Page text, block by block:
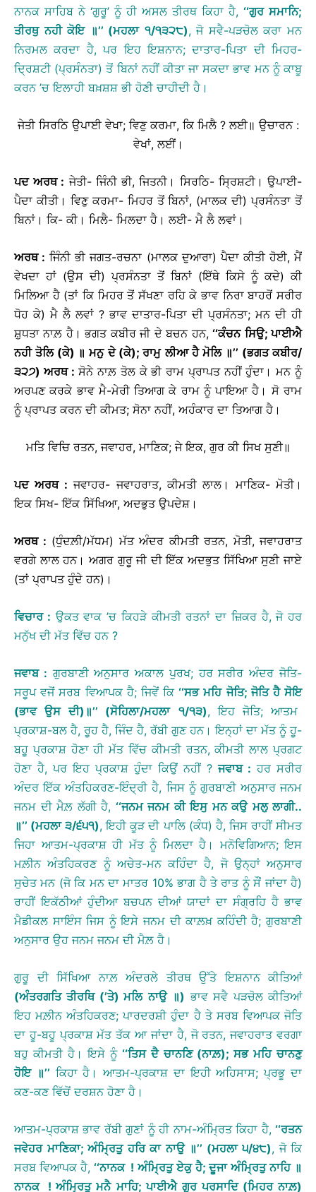
ਨਾਨਕ ਸਾਹਿਬ ਨੇ ‘ਗੁਰੂ’ ਨੂੰ ਹੀ ਅਸਲ ਤੀਰਥ ਕਿਹਾ ਹੈ, ‘‘ਗੁਰ ਸਮਾਨਿ;
ਤੀਰਥੁ ਨਹੀ ਕੋਇ ॥’’ (ਮਹਲਾ ੧/੧੩੨੮), ਜੋ ਸਵੈ-ਪੜਚੋਲ ਕਰਾ ਮਨ
ਨਿਰਮਲ ਕਰਦਾ ਹੈ, ਪਰ ਇਹ ਇਸ਼ਨਾਨ; ਦਾਤਾਰ-ਪਿਤਾ ਦੀ ਮਿਹਰ-
ਦ੍ਰਿਸ਼ਟੀ (ਪ੍ਰਸੰਨਤਾ) ਤੋਂ ਬਿਨਾਂ ਨਹੀਂ ਕੀਤਾ ਜਾ ਸਕਦਾ ਭਾਵ ਮਨ ਨੂੰ ਕਾਬੂ
ਕਰਨ ’ਚ ਇਲਾਹੀ ਬਖ਼ਸ਼ਸ਼ ਭੀ ਹੋਣੀ ਚਾਹੀਦੀ ਹੈ।
ਜੇਤੀ ਸਿਰਠਿ ਉਪਾਈ ਵੇਖਾ; ਵਿਣੁ ਕਰਮਾ, ਕਿ ਮਿਲੈ ? ਲਈ॥ ਉਚਾਰਨ :
ਵੇਖਾਂ, ਲਈਂ।
ਪਦ ਅਰਥ: ਜੇਤੀ- ਜਿੰਨੀ ਭੀ, ਜਿਤਨੀ। ਸਿਰਠਿ- ਸ੍ਰਿਸ਼ਟੀ। ਉਪਾਈ-
ਪੈਦਾ ਕੀਤੀ। ਵਿਣੁ ਕਰਮਾ- ਮਿਹਰ ਤੋਂ ਬਿਨਾਂ, (ਮਾਲਕ ਦੀ) ਪ੍ਰਸੰਨਤਾ ਤੋਂ
ਬਿਨਾਂ। ਕਿ- ਕੀ। ਮਿਲੈ- ਮਿਲਦਾ ਹੈ। ਲਈ- ਮੈ ਲੈ ਲਵਾਂ।
ਅਰਥ: ਜਿੰਨੀ ਭੀ ਜਗਤ-ਰਚਨਾ (ਮਾਲਕ ਦੁਆਰਾ) ਪੈਦਾ ਕੀਤੀ ਹੋਈ, ਮੈਂ
ਵੇਖਦਾ ਹਾਂ (ਉਸ ਦੀ) ਪ੍ਰਸੰਨਤਾ ਤੋਂ ਬਿਨਾਂ (ਇੱਥੇ ਕਿਸੇ ਨੂੰ ਕਦੇ) ਕੀ
ਮਿਲਿਆ ਹੈ (ਤਾਂ ਕਿ ਮਿਹਰ ਤੋਂ ਸੱਖਣਾ ਰਹਿ ਕੇ ਭਾਵ ਨਿਰਾ ਬਾਹਰੋਂ ਸਰੀਰ
ਧੋਹ ਕੇ) ਮੈ ਲੈ ਲਵਾਂ ? ਭਾਵ ਦਾਤਾਰ-ਪਿਤਾ ਦੀ ਪ੍ਰਸੰਨਤਾ; ਮਨ ਦੀ ਹੀ
ਸ਼ੁਧਤਾ ਨਾਲ਼ ਹੈ। ਭਗਤ ਕਬੀਰ ਜੀ ਦੇ ਬਚਨ ਹਨ,‘‘ਕੰਚਨ ਸਿਉ;ਪਾਈਐ
ਨਹੀ ਤੋਲਿ(ਕੇ) ॥ ਮਨੁ ਦੇ(ਕੇ);ਰਾਮੁ ਲੀਆ ਹੈ ਮੋਲਿ ॥’’ (ਭਗਤ ਕਬੀਰ/
੩੨੭)ਅਰਥ: ਸੋਨੇ ਨਾਲ਼ ਤੋਲ ਕੇ ਭੀ ਰਾਮ ਪ੍ਰਾਪਤ ਨਹੀਂ ਹੁੰਦਾ। ਮਨ ਨੂੰ
ਅਰਪਣ ਕਰਕੇ ਭਾਵ ਮੈ-ਮੇਰੀ ਤਿਆਗ ਕੇ ਰਾਮ ਨੂੰ ਪਾਇਆ ਹੈ। ਸੋ ਰਾਮ
ਨੂੰ ਪ੍ਰਾਪਤ ਕਰਨ ਦੀ ਕੀਮਤ; ਸੋਨਾ ਨਹੀਂ, ਅਹੰਕਾਰ ਦਾ ਤਿਆਗ ਹੈ।
ਮਤਿ ਵਿਚਿ ਰਤਨ, ਜਵਾਹਰ, ਮਾਣਿਕ; ਜੇ ਇਕ, ਗੁਰ ਕੀ ਸਿਖ ਸੁਣੀ॥
ਪਦ ਅਰਥ: ਜਵਾਹਰ- ਜਵਾਹਰਾਤ, ਕੀਮਤੀ ਲਾਲ। ਮਾਣਿਕ- ਮੋਤੀ।
ਇਕ ਸਿਖ- ਇੱਕ ਸਿੱਖਿਆ, ਅਦਭੁਤ ਉਪਦੇਸ਼।
ਅਰਥ: (ਧੁੰਦਲ਼ੀ/ਮੱਧਮ) ਮੱਤ ਅੰਦਰ ਕੀਮਤੀ ਰਤਨ, ਮੋਤੀ, ਜਵਾਹਰਾਤ
ਵਰਗੇ ਲਾਲ ਹਨ। ਅਗਰ ਗੁਰੂ ਜੀ ਦੀ ਇੱਕ ਅਦਭੁਤ ਸਿੱਖਿਆ ਸੁਣੀ ਜਾਏ
(ਤਾਂ ਪ੍ਰਾਪਤ ਹੁੰਦੇ ਹਨ)।
ਵਿਚਾਰ: ਉਕਤ ਵਾਕ ’ਚ ਕਿਹੜੇ ਕੀਮਤੀ ਰਤਨਾਂ ਦਾ ਜ਼ਿਕਰ ਹੈ, ਜੋ ਹਰ
ਮਨੁੱਖ ਦੀ ਮੱਤ ਵਿੱਚ ਹਨ ?
ਜਵਾਬ: ਗੁਰਬਾਣੀ ਅਨੁਸਾਰ ਅਕਾਲ ਪੁਰਖ; ਹਰ ਸਰੀਰ ਅੰਦਰ ਜੋਤਿ-
ਸਰੂਪ ਵਜੋਂ ਸਰਬ ਵਿਆਪਕ ਹੈ; ਜਿਵੇਂ ਕਿ‘‘ਸਭ ਮਹਿ ਜੋਤਿ;ਜੋਤਿ ਹੈ ਸੋਇ
(ਭਾਵ ਉਸ ਦੀ) ॥’’ (ਸੋਹਿਲਾ/ਮਹਲਾ ੧/੧੩), ਇਹ ਜੋਤਿ; ਆਤਮ
ਪ੍ਰਕਾਸ਼-ਬਲ ਹੈ, ਰੂਹ ਹੈ, ਜਿੰਦ ਹੈ, ਰੱਬੀ ਗੁਣ ਹਨ। ਇਨ੍ਹਾਂ ਦਾ ਮੱਤ ਨੂੰ ਹੂ-
ਬਹੂ ਪ੍ਰਕਾਸ਼ ਹੋਣਾ ਹੀ ਮੱਤ ਵਿੱਚ ਕੀਮਤੀ ਰਤਨ, ਕੀਮਤੀ ਲਾਲ ਪ੍ਰਗਟ
ਹੋਣਾ ਹੈ, ਪਰ ਇਹ ਪ੍ਰਕਾਸ਼ ਹੁੰਦਾ ਕਿਉਂ ਨਹੀਂ ?ਜਵਾਬ: ਹਰ ਸਰੀਰ
ਅੰਦਰ ਇੱਕ ਅੰਤਹਿਕਰਣ-ਇੰਦ੍ਰੀ ਹੈ, ਜਿਸ ਨੂੰ ਗੁਰਬਾਣੀ ਅਨੁਸਾਰ ਜਨਮ
ਜਨਮ ਦੀ ਮੈਲ਼ ਲੱਗੀ ਹੈ, ‘‘ਜਨਮ ਜਨਮ ਕੀ ਇਸੁ ਮਨ ਕਉ ਮਲੁ ਲਾਗੀ..
॥’’ (ਮਹਲਾ ੩/੬੫੧), ਇਹੀ ਕੂੜ ਦੀ ਪਾਲਿ (ਕੰਧ) ਹੈ, ਜਿਸ ਰਾਹੀਂ ਸੀਮਤ
ਜਿਹਾ ਆਤਮ-ਪ੍ਰਕਾਸ਼ ਹੀ ਮੱਤ ਨੂੰ ਮਿਲਦਾ ਹੈ। ਮਨੋਵਿਗਿਆਨ; ਇਸ
ਮਲ਼ੀਨ ਅੰਤਹਿਕਰਣ ਨੂੰ ਅਚੇਤ-ਮਨ ਕਹਿੰਦਾ ਹੈ, ਜੋ ਉਨ੍ਹਾਂ ਅਨੁਸਾਰ
ਸੁਚੇਤ ਮਨ (ਜੋ ਕਿ ਮਨ ਦਾ ਮਾਤਰ 10% ਭਾਗ ਹੈ ਤੇ ਰਾਤ ਨੂੰ ਸੌਂ ਜਾਂਦਾ ਹੈ)
ਰਾਹੀਂ ਇਕੱਠੀਆਂ ਹੁੰਦੀਆ ਬਚਪਨ ਦੀਆਂ ਯਾਦਾਂ ਦਾ ਸੰਗ੍ਰਹਿ ਹੈ ਭਾਵ
ਮੈਡੀਕਲ ਸਾਇੰਸ ਜਿਸ ਨੂੰ ਇਸੇ ਜਨਮ ਦੀ ਕਾਲ਼ਖ਼ ਕਹਿੰਦੀ ਹੈ; ਗੁਰਬਾਣੀ
ਅਨੁਸਾਰ ਉਹ ਜਨਮ ਜਨਮ ਦੀ ਮੈਲ਼ ਹੈ।
ਗੁਰੂ ਦੀ ਸਿੱਖਿਆ ਨਾਲ਼ ਅੰਦਰਲੇ ਤੀਰਥ ਉੱਤੇ ਇਸ਼ਨਾਨ ਕੀਤਿਆਂ
(ਅੰਤਰਗਤਿ ਤੀਰਥਿ(’ਤੇ)ਮਲਿ ਨਾਉ ॥) ਭਾਵ ਸਵੈ ਪੜਚੋਲ ਕੀਤਿਆਂ
ਇਹ ਮਲ਼ੀਨ ਅੰਤਹਿਕਰਣ; ਪਾਰਦਰਸ਼ੀ ਹੁੰਦਾ ਹੈ ਤੇ ਸਰਬ ਵਿਆਪਕ ਜੋਤਿ
ਦਾ ਹੂ-ਬਹੂ ਪ੍ਰਕਾਸ਼ ਮੱਤ ਤੱਕ ਆ ਜਾਂਦਾ ਹੈ, ਜੋ ਰਤਨ, ਜਵਾਹਰਾਤ ਵਰਗਾ
ਬਹੁ ਕੀਮਤੀ ਹੈ। ਇਸੇ ਨੂੰ ‘‘ਤਿਸ ਦੈ ਚਾਨਣਿ(ਨਾਲ਼);ਸਭ ਮਹਿ ਚਾਨਣੁ
ਹੋਇ ॥’’ ਕਿਹਾ ਹੈ। ਆਤਮ-ਪ੍ਰਕਾਸ਼ ਦਾ ਇਹੀ ਅਹਿਸਾਸ; ਪ੍ਰਭੂ ਦਾ
ਕਣ-ਕਣ ਵਿੱਚੋਂ ਦਰਸ਼ਨ ਹੋਣਾ ਹੈ।
ਆਤਮ-ਪ੍ਰਕਾਸ਼ ਭਾਵ ਰੱਬੀ ਗੁਣਾਂ ਨੂੰ ਹੀ ਨਾਮ-ਅੰਮ੍ਰਿਤ ਕਿਹਾ ਹੈ, ‘‘ਰਤਨ
ਜਵੇਹਰ ਮਾਣਿਕਾ;ਅੰਮ੍ਰਿਤੁ ਹਰਿ ਕਾ ਨਾਉ ॥’’ (ਮਹਲਾ ੫/੪੮), ਜੋ ਕਿ
ਸਰਬ ਵਿਆਪਕ ਹੈ,‘‘ਨਾਨਕ!ਅੰਮ੍ਰਿਤੁ ਏਕੁ ਹੈ;ਦੂਜਾ ਅੰਮ੍ਰਿਤੁ ਨਾਹਿ ॥
ਨਾਨਕ!ਅੰਮ੍ਰਿਤੁ ਮਨੈ ਮਾਹਿ;ਪਾਈਐ ਗੁਰ ਪਰਸਾਦਿ(ਮਿਹਰ ਨਾਲ਼)